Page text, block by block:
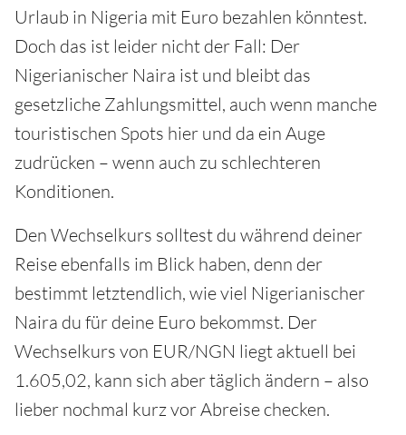
Urlaub in Nigeria mit Euro bezahlen könntest.
Doch das ist leider nicht der Fall: Der
Nigerianischer Naira ist und bleibt das
gesetzliche Zahlungsmittel, auch wenn manche
touristischen Spots hier und da ein Auge
zudrücken – wenn auch zu schlechteren
Konditionen.
Den Wechselkurs solltest du während deiner
Reise ebenfalls im Blick haben, denn der
bestimmt letztendlich, wie viel Nigerianischer
Naira du für deine Euro bekommst. Der
Wechselkurs von EUR/NGN liegt aktuell bei
1.605,02, kann sich aber täglich ändern – also
lieber nochmal kurz vor Abreise checken.